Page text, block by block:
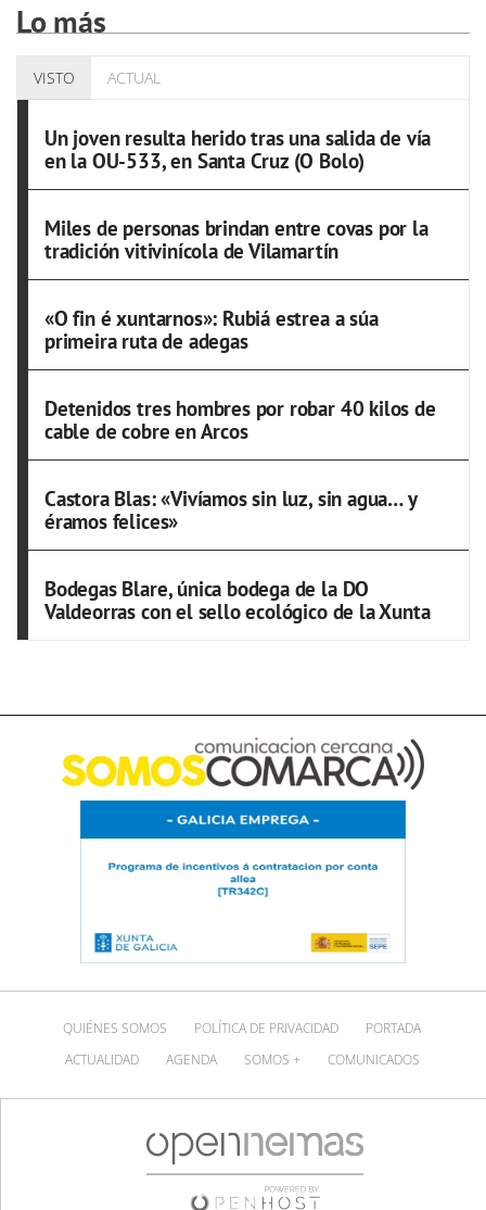
Lo más
VISTO ACTUAL
Un joven resulta herido tras una salida de vía
en la OU-533, en Santa Cruz (O Bolo)
Miles de personas brindan entre covas por la
tradición vitivinícola de Vilamartín
«O fin é xuntarnos»: Rubiá estrea a súa
primeira ruta de adegas
Detenidos tres hombres por robar 40 kilos de
cable de cobre en Arcos
Castora Blas: «Vivíamos sin luz, sin agua… y
éramos felices»
Bodegas Blare, única bodega de la DO
Valdeorras con el sello ecológico de la Xunta
QUIÉNES SOMOS POLÍTICA DE PRIVACIDAD
PORTADA
ACTUALIDAD
AGENDA SOMOS + COMUNICADOS